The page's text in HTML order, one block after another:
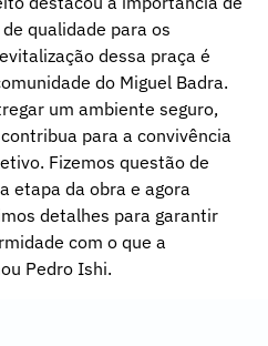
qualidade para os
dessa praça é
do Miguel Badra.
um ambiente seguro,
para a convivência
Fizemos questão de
etapa da obra e agora
detalhes para garantir
com o que a
Pedro Ishi.